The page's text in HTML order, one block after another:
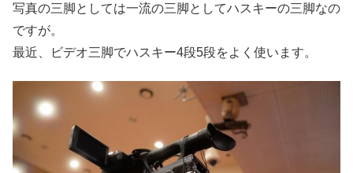
写真の三脚としては一流の三脚としてハスキーの三脚なの
ですが。
最近、ビデオ三脚でハスキー4段5段をよく使います。